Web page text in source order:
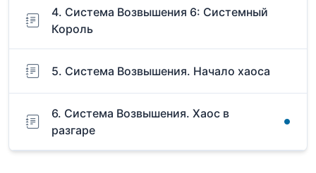
4. Система Возвышения 6: Системный
Король
5. Система Возвышения. Начало хаоса
6. Система Возвышения. Хаос в
разгаре